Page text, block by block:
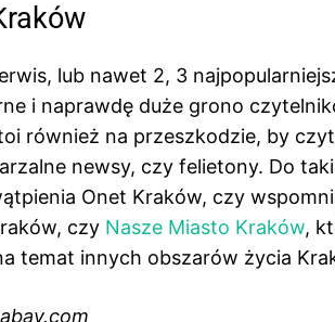
lub nawet 2, 3
i naprawdę duże grono
również na przeszkodzie, by
newsy, czy felietony. Do
Onet Kraków, czy
czy Nasze Miasto Kraków,
temat innych obszarów życia